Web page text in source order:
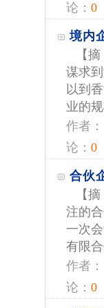
论： 0
境内
【
谋求
以到
业的
作者：
论： 0
合伙
【
注的
一次
有限
作者：
论： 0